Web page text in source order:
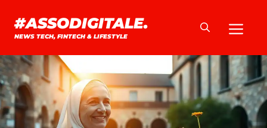
contenuto
#ASSODIGITALE.
NEWS TECH, FINTECH & LIFESTYLE